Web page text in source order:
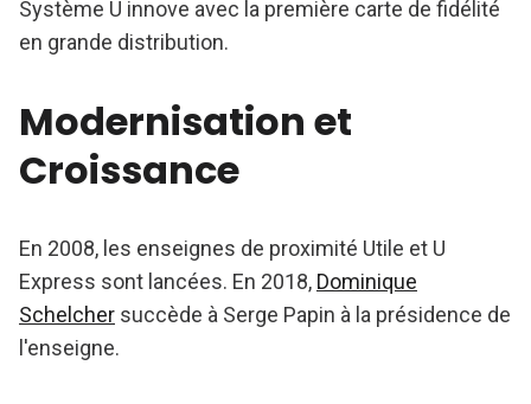
Système U innove avec la première carte de fidélité
en grande distribution.
Modernisation et
Croissance
En 2008, les enseignes de proximité Utile et U
Express sont lancées. En 2018, Dominique
Schelcher succède à Serge Papin à la présidence de
l'enseigne.